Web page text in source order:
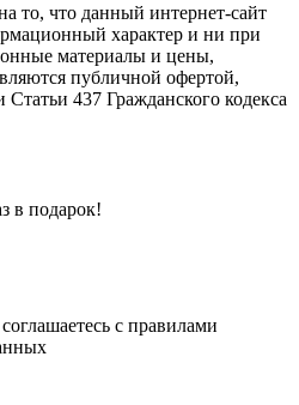
то, что данный интернет-сайт
характер и ни при
материалы и цены,
публичной офертой,
437 Гражданского кодекса
в подарок!
с правилами